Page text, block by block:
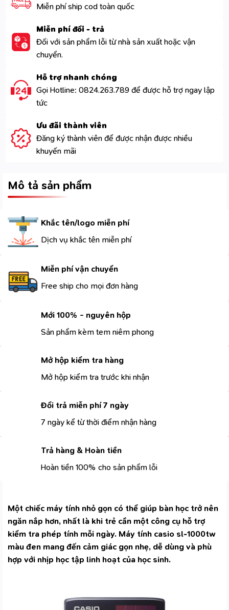
Miễn phí ship cod toàn quốc
Miễn phí đổi - trả
Đối với sản phẩm lỗi từ nhà sản xuất hoặc vận
chuyển.
Hỗ trợ nhanh chóng
Gọi Hotline: 0824.263.789 để được hỗ trợ ngay lập
tức
Ưu đãi thành viên
Đăng ký thành viên để được nhận được nhiều
khuyến mãi
Mô tả sản phẩm
Khắc tên/logo miễn phí
Dịch vụ khắc tên miễn phí
Miễn phí vận chuyển
Free ship cho mọi đơn hàng
Mới 100% - nguyên hộp
Sản phẩm kèm tem niêm phong
Mở hộp kiểm tra hàng
Mở hộp kiểm tra trước khi nhận
Đổi trả miễn phí 7 ngày
7 ngày kể từ thời điểm nhận hàng
Trả hàng & Hoàn tiền
Hoàn tiền 100% cho sản phẩm lỗi
Một chiếc máy tính nhỏ gọn có thể giúp bàn học trở nên
ngăn nắp hơn, nhất là khi trẻ cần một công cụ hỗ trợ
kiểm tra phép tính mỗi ngày. Máy tính casio sl-1000tw
màu đen mang đến cảm giác gọn nhẹ, dễ dùng và phù
hợp với nhịp học tập linh hoạt của học sinh.